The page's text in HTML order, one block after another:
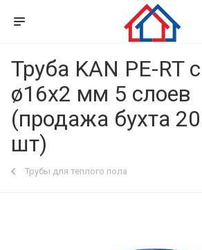
Труба KAN PE-RT
ø16x2 мм 5 слоев
(продажа бухта
шт)
Трубы для теплого пола